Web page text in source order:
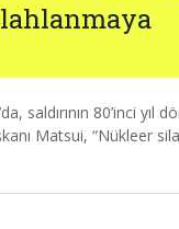
saldırının 80’inci yıl
Matsui, “Nükleer